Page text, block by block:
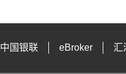
中国银联 eBroker 汇